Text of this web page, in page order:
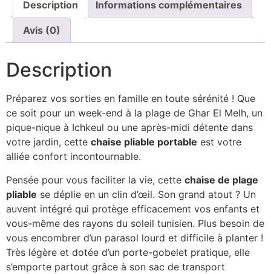
Description Informations complémentaires
Avis (0)
Description
Préparez vos sorties en famille en toute sérénité ! Que
ce soit pour un week-end à la plage de Ghar El Melh, un
pique-nique à Ichkeul ou une après-midi détente dans
votre jardin, cette chaise pliable portable est votre
alliée confort incontournable.
Pensée pour vous faciliter la vie, cette chaise de plage
pliable se déplie en un clin d’œil. Son grand atout ? Un
auvent intégré qui protège efficacement vos enfants et
vous-même des rayons du soleil tunisien. Plus besoin de
vous encombrer d’un parasol lourd et difficile à planter !
Très légère et dotée d’un porte-gobelet pratique, elle
s’emporte partout grâce à son sac de transport